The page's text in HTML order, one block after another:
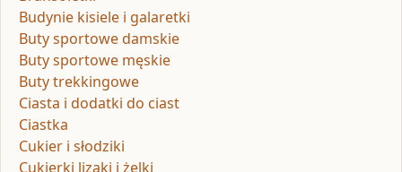
Budynie kisiele i galaretki
Buty sportowe damskie
Buty sportowe męskie
Buty trekkingowe
Ciasta i dodatki do ciast
Ciastka
Cukier i słodziki
Cukierki lizaki i żelki